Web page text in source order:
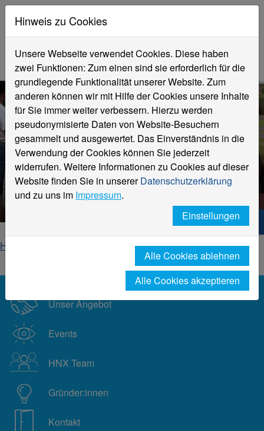
HNX Your way to start up
Dein Team für Existenzgründung
an der HSNR
Hochschule Niederrhein. Dein Weg.
Home
Beratung für Studierende
Unser Angebot
Events
HNX Team
Gründer:innen
Kontakt
Hinweis zu Cookies
Unsere Webseite verwendet Cookies. Diese haben
zwei Funktionen: Zum einen sind sie erforderlich für die
grundlegende Funktionalität unserer Website. Zum
anderen können wir mit Hilfe der Cookies unsere Inhalte
für Sie immer weiter verbessern. Hierzu werden
pseudonymisierte Daten von Website-Besuchern
gesammelt und ausgewertet. Das Einverständnis in die
Verwendung der Cookies können Sie jederzeit
widerrufen. Weitere Informationen zu Cookies auf dieser
Website finden Sie in unsererDatenschutzerklärung
und zu uns im Impressum.
Einstellungen
Alle Cookies ablehnen
Alle Cookies akzeptieren